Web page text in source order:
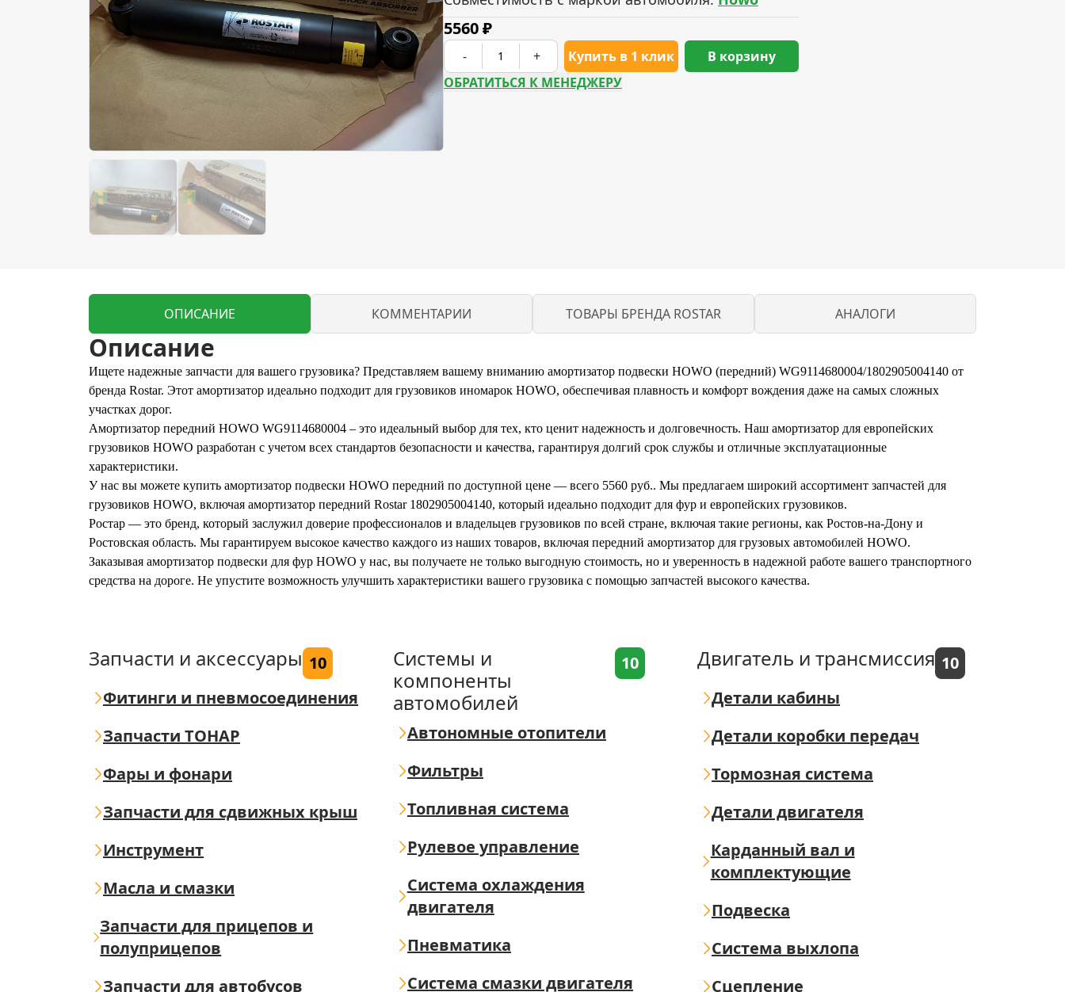
5560₽
- + Купить в 1 клик
В корзину
ОБРАТИТЬСЯ К МЕНЕДЖЕРУ
ОПИСАНИЕ КОММЕНТАРИИ ТОВАРЫ БРЕНДА ROSTAR АНАЛОГИ
Описание
Ищете надежные запчасти для вашего грузовика? Представляем вашему вниманию амортизатор подвески HOWO (передний) WG9114680004/1802905004140 от
бренда Rostar. Этот амортизатор идеально подходит для грузовиков иномарок HOWO, обеспечивая плавность и комфорт вождения даже на самых сложных
участках дорог.
Амортизатор передний HOWO WG9114680004 – это идеальный выбор для тех, кто ценит надежность и долговечность. Наш амортизатор для европейских
грузовиков HOWO разработан с учетом всех стандартов безопасности и качества, гарантируя долгий срок службы и отличные эксплуатационные
характеристики.
У нас вы можете купить амортизатор подвески HOWO передний по доступной цене — всего 5560 руб.. Мы предлагаем широкий ассортимент запчастей для
грузовиков HOWO, включая амортизатор передний Rostar 1802905004140, который идеально подходит для фур и европейских грузовиков.
Ростар — это бренд, который заслужил доверие профессионалов и владельцев грузовиков по всей стране, включая такие регионы, как Ростов-на-Дону и
Ростовская область. Мы гарантируем высокое качество каждого из наших товаров, включая передний амортизатор для грузовых автомобилей HOWO.
Заказывая амортизатор подвески для фур HOWO у нас, вы получаете не только выгодную стоимость, но и уверенность в надежной работе вашего транспортного
средства на дороге. Не упустите возможность улучшить характеристики вашего грузовика с помощью запчастей высокого качества.
Запчасти и аксессуары 10
Фитинги и пневмосоединения
Запчасти ТОНАР
Фары и фонари
Запчасти для сдвижных крыш
Инструмент
Масла и смазки
Запчасти для прицепов и
полуприцепов
Запчасти для автобусов
Системы и
компоненты
автомобилей
10
Автономные отопители
Фильтры
Топливная система
Рулевое управление
Система охлаждения
двигателя
Пневматика
Система смазки двигателя
Двигатель и трансмиссия 10
Детали кабины
Детали коробки передач
Тормозная система
Детали двигателя
Карданный вал и
комплектующие
Подвеска
Система выхлопа
Сцепление